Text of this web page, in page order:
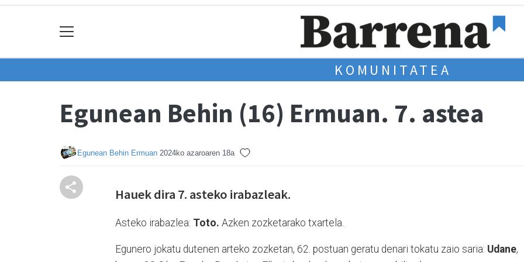
KOMUNITATEA
Egunean Behin (16) Ermuan. 7. astea
Egunean Behin Ermuan 2024ko azaroaren 18a
Hauek dira 7. asteko irabazleak.
Asteko irabazlea: Toto. Azken zozketarako txartela.
Egunero jokatu dutenen arteko zozketan, 62. postuan geratu denari tokatu zaio saria: Udane,